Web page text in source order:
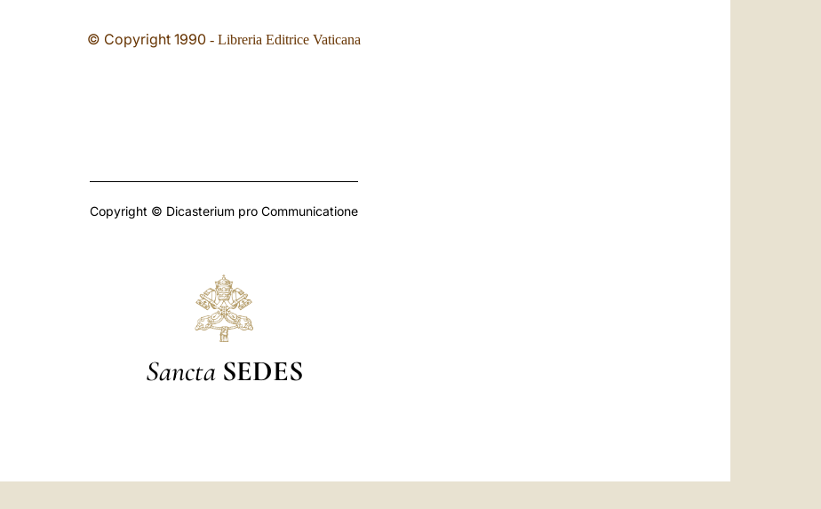
© Copyright 1990 - Libreria Editrice Vaticana
Copyright © Dicasterium pro Communicatione
Sancta SEDES